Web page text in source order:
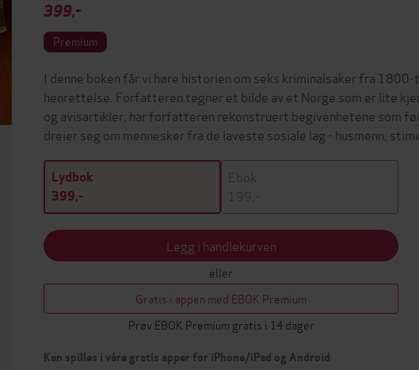
399,-
Premium
I denne boken får vi høre historien om seks kriminalsaker fra
henrettelse. Forfatteren tegner et bilde av et Norge som er lite
og avisartikler, har forfatteren rekonstruert begivenhetene som
dreier seg om mennesker fra de laveste sosiale lag - husmenn,
Lydbok
399,-
Ebok
199,-
Legg i handlekurven
eller
Gratis i appen med EBOK Premium
Prøv EBOK Premium gratis i 14 dager
Kan spilles i våre gratis apper for iPhone/iPad og Android